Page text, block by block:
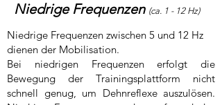
Niedrige Frequenzen (ca. 1 -­ 12 Hz)
​Niedrige Frequenzen zwischen 5 und 12 Hz
dienen der Mobilisation.
Bei niedrigen Frequenzen erfolgt die
Bewegung der Trainingsplattform nicht
schnell genug, um Dehnreflexe auszulösen.